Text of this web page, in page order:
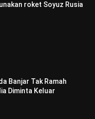
roket Soyuz Rusia
Banjar Tak Ramah
Diminta Keluar